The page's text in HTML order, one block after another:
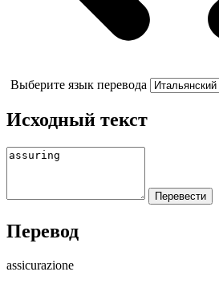
Выберите язык перевода
Исходный текст
Перевод
assicurazione